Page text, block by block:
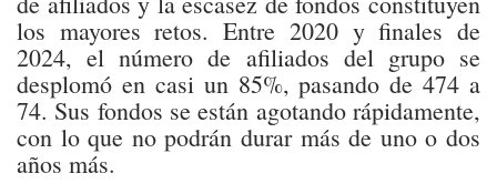
los mayores retos. Entre 2020 y finales de
2024, el número de afiliados del grupo se
desplomó en casi un 85%, pasando de 474 a
74. Sus fondos se están agotando rápidamente,
con lo que no podrán durar más de uno o dos
años más.